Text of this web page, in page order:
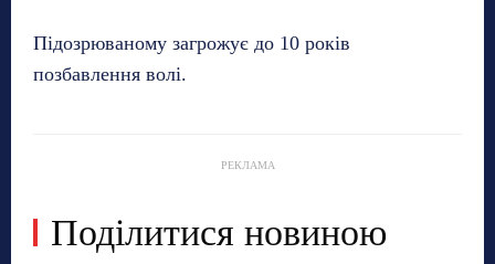
Підозрюваному загрожує до 10 років
позбавлення волі.
РЕКЛАМА
Поділитися новиною